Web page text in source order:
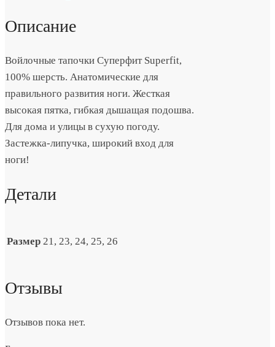
Описание
Войлочные тапочки Суперфит Superfit,
100% шерсть. Анатомические для
правильного развития ноги. Жесткая
высокая пятка, гибкая дышащая подошва.
Для дома и улицы в сухую погоду.
Застежка-липучка, широкий вход для
ноги!
Детали
Размер 21, 23, 24, 25, 26
Отзывы
Отзывов пока нет.